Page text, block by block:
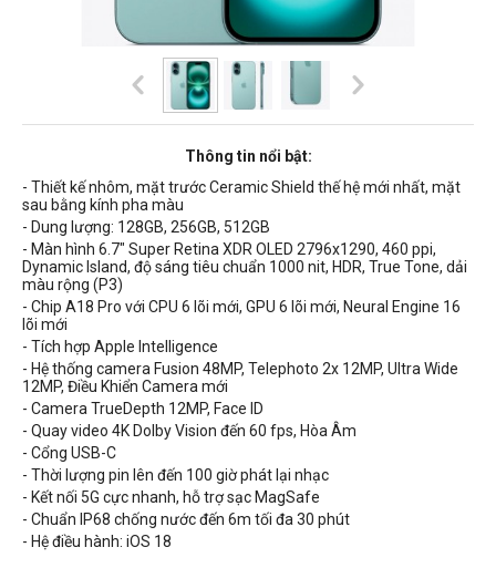
Thông tin nổi bật:
- Thiết kếnhôm, mặt trước Ceramic Shield thế hệ mới nhất, mặt
sau bằng kính pha màu
- Dung lượng: 128GB, 256GB, 512GB
- Màn hình 6.7" Super Retina XDR OLED 2796x1290, 460 ppi,
Dynamic Island, độ sáng tiêu chuẩn 1000 nit, HDR, True Tone, dải
màu rộng (P3)
- Chip A18 Pro với CPU 6 lõi mới, GPU 6 lõi mới, Neural Engine 16
lõi mới
- Tích hợp Apple Intelligence
- Hệ thống camera Fusion 48MP, Telephoto 2x 12MP, Ultra Wide
12MP, Điều Khiển Camera mới
- Camera TrueDepth 12MP, Face ID
- Quay video 4K Dolby Vision đến 60 fps, Hòa Âm
- Cổng USB-C
- Thời lượng pin lên đến 100 giờ phát lại nhạc
- Kết nối 5G cực nhanh, hỗ trợ sạc MagSafe
- Chuẩn IP68 chống nước đến 6m tối đa 30 phút
- Hệ điều hành: iOS 18